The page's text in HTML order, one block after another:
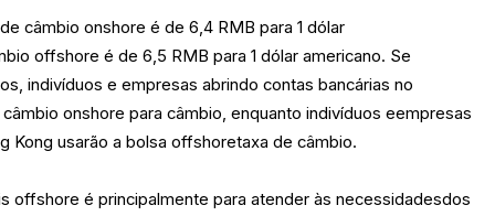
câmbio onshore é de 6,4 RMB para 1 dólar
offshore é de 6,5 RMB para 1 dólar americano. Se
indivíduos e empresas abrindo contas bancárias no
onshore para câmbio, enquanto indivíduos eempresas
Kong usarão a bolsa offshoretaxa de câmbio.
offshore é principalmente para atender às necessidadesdos